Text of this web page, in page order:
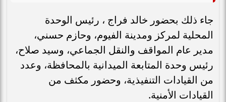
جاء ذلك بحضور خالد فراج ، رئيس الوحدة
المحلية لمركز ومدينة الفيوم، وحازم حسني،
مدير عام المواقف والنقل الجماعي، وسيد صلاح،
رئيس وحدة المتابعة الميدانية بالمحافظة، وعدد
من القيادات التنفيذية، وحضور مكثف من
القيادات الأمنية.